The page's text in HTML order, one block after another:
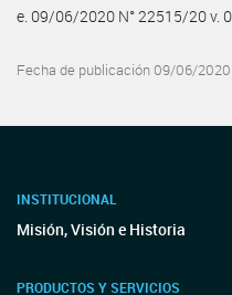
e. 09/06/2020 N° 22515/20 v.
Fecha de publicación 09/06/2020
INSTITUCIONAL
Misión, Visión e Historia
PRODUCTOS Y SERVICIOS